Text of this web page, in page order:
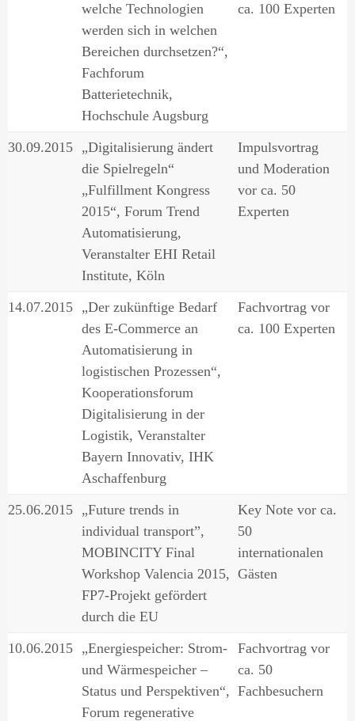
welche Technologien
werden sich in welchen
Bereichen durchsetzen?“,
Fachforum
Batterietechnik,
Hochschule Augsburg
ca. 100 Experten
30.09.2015 „Digitalisierung ändert
die Spielregeln“
„Fulfillment Kongress
2015“, Forum Trend
Automatisierung,
Veranstalter EHI Retail
Institute, Köln
Impulsvortrag
und Moderation
vor ca. 50
Experten
14.07.2015 „Der zukünftige Bedarf
des E-Commerce an
Automatisierung in
logistischen Prozessen“,
Kooperationsforum
Digitalisierung in der
Logistik, Veranstalter
Bayern Innovativ, IHK
Aschaffenburg
Fachvortrag vor
ca. 100 Experten
25.06.2015 „Future trends in
individual transport”,
MOBINCITY Final
Workshop Valencia 2015,
FP7-Projekt gefördert
durch die EU
Key Note vor ca.
50
internationalen
Gästen
10.06.2015 „Energiespeicher: Strom-
und Wärmespeicher –
Status und Perspektiven“,
Forum regenerative
Fachvortrag vor
ca. 50
Fachbesuchern